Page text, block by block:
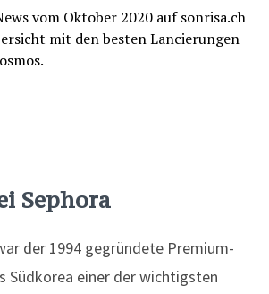
Sephora
der 1994 gegründete Premium-
Südkorea einer der wichtigsten